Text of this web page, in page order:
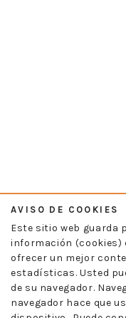
AVISO DE COOKIES
Este sitio web guarda
información (cookies)
ofrecer un mejor
estadísticas. Usted
de su navegador.
navegador hace que